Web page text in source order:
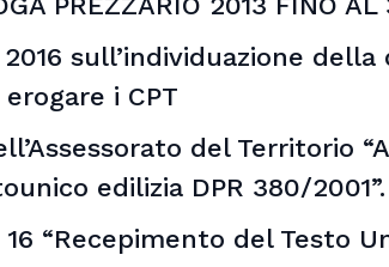
sull’individuazione
i CPT
del Territorio
edilizia DPR 380/
16 “Recepimento del